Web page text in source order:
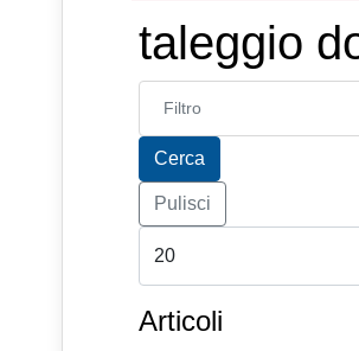
taleggio
Inserisci parte del
Cerca
Pulisci
Articoli